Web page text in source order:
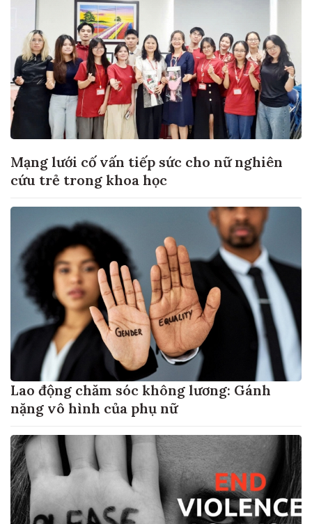
Mạng lưới cố vấn tiếp sức cho nữ nghiên
cứu trẻ trong khoa học
Lao động chăm sóc không lương: Gánh
nặng vô hình của phụ nữ